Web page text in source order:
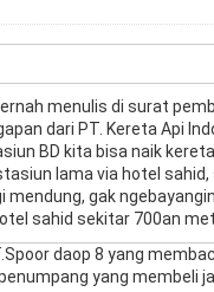
menulis di surat
dari PT. Kereta Api
BD kita bisa naik
lama via hotel
mendung, gak
sahid sekitar 700an
daop 8 yang
yang membeli